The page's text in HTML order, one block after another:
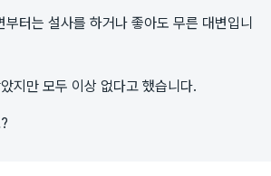
터는 설사를 하거나 좋아도 무른 대변입니
지만 모두 이상 없다고 했습니다.